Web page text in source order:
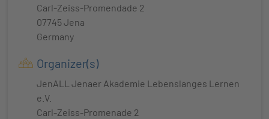
Carl-Zeiss-Promendade 2
07745 Jena
Germany
Organizer(s)
JenALL Jenaer Akademie Lebenslanges Lernen
e.V.
Carl-Zeiss-Promenade 2